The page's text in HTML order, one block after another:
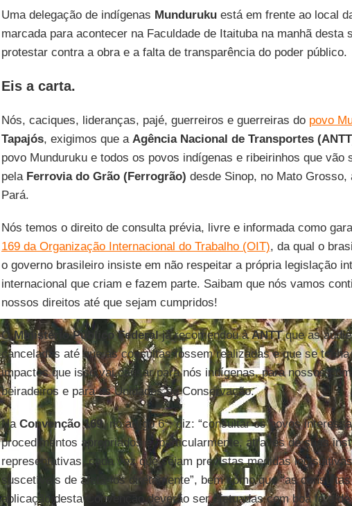
Uma delegação de indígenas Mundurukuestá em frente ao local
marcada para acontecer na Faculdade de Itaituba na manhã desta
protestar contra a obra e a falta de transparência do poder público.
Eis a carta.
Nós, caciques, lideranças, pajé, guerreiros e guerreiras do povo
Tapajós, exigimos que a Agência Nacional de Transportes
povo Munduruku e todos os povos indígenas e ribeirinhos que vão
pela Ferrovia do Grão (Ferrogrão) desde Sinop, no Mato Grosso,
Pará.
Nós temos o direito de consulta prévia, livre e informada como
169 da Organização Internacional do Trabalho (OIT), da qual o
o governo brasileiro insiste em não respeitar a própria legislação
internacional que criam e fazem parte. Saibam que nós vamos
nossos direitos até que sejam cumpridos!
OMinistério Público Federaljá recomendou àANTTque as
canceladas até que as consultas fossem realizadas e que se
impactos que isso vai causar para nós indígenas, para nossos
beiradeiros e para as Unidades de Conservação.
Na Convenção 169, no artigo 6°, diz: “consultar os povos
procedimentos apropriados e, particularmente, através de suas
representativas, cada vez que sejam previstas medidas
suscetíveis de afetá-los diretamente”, bem como que “as
aplicação desta Convenção deverão ser efetuadas com boa fé e